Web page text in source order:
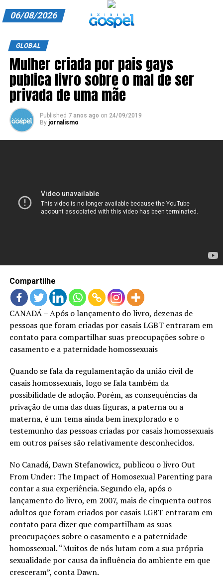
ANUNCIE CONOSCO
CARRINHO
EDITORIAL
HOME
06/08/2026
GLOBAL
Mulher criada por pais gays
publica livro sobre o mal de ser
privada de uma mãe
Published 7 anos ago on 24/09/2019
By jornalismo
Compartilhe
CANADÁ – Após o lançamento do livro, dezenas de
pessoas que foram criadas por casais LGBT entraram em
contato para compartilhar suas preocupações sobre o
casamento e a paternidade homossexuais
Quando se fala da regulamentação da união civil de
casais homossexuais, logo se fala também da
possibilidade de adoção. Porém, as consequências da
privação de uma das duas figuras, a paterna ou a
materna, é um tema ainda bem inexplorado e o
testemunho das pessoas criadas por casais homossexuais
em outros países são relativamente desconhecidos.
No Canadá, Dawn Stefanowicz, publicou o livro Out
From Under: The Impact of Homosexual Parenting para
contar a sua experiência. Segundo ela, após o
lançamento do livro, em 2007, mais de cinquenta outros
adultos que foram criados por casais LGBT entraram em
contato para dizer que compartilham as suas
preocupações sobre o casamento e a paternidade
homossexual. “Muitos de nós lutam com a sua própria
sexualidade por causa da influência do ambiente em que
cresceram”, conta Dawn.